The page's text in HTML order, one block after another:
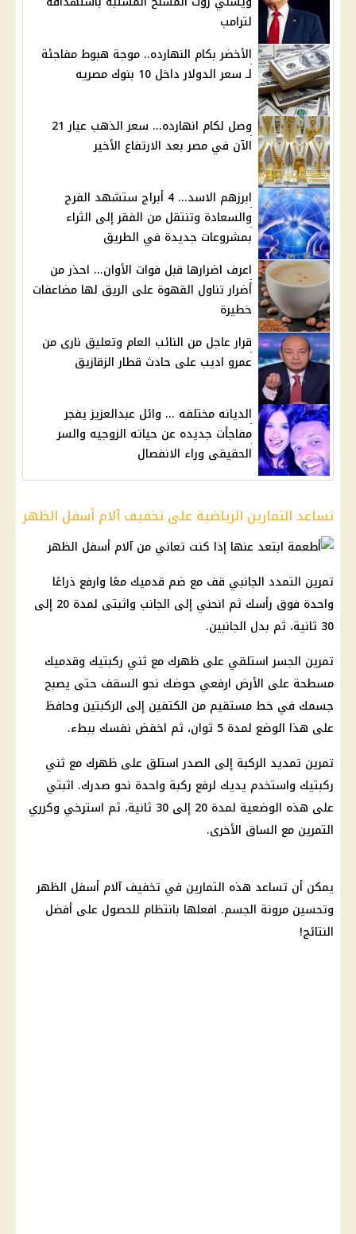
لترامب
الأخضر بكام النهارده.. موجة هبوط مفاجئة
لـ سعر الدولار داخل 10 بنوك مصريه
وصل لكام انهارده... سعر الذهب عيار 21
الآن في مصر بعد الارتفاع الأخير
ابرزهم الاسد... 4 أبراج ستشهد الفرح
والسعادة وتنتقل من الفقر إلى الثراء
بمشروعات جديدة في الطريق
اعرف اضرارها قبل فوات الأوان... احذر من
أضرار تناول القهوة على الريق لها مضاعفات
خطيرة
قرار عاجل من النائب العام وتعليق نارى من
عمرو اديب على حادث قطار الزقازيق
الديانه مختلفه ... وائل عبدالعزيز يفجر
مفاجأت جديده عن حياته الزوجيه والسر
الحقيقى وراء الانفصال
تساعد التمارين الرياضية على تخفيف آلام أسفل الظهر
تمرين التمدد الجانبي قف مع ضم قدميك معًا وارفع ذراعًا
واحدة فوق رأسك ثم انحني إلى الجانب واثبتى لمدة 20 إلى
30 ثانية، ثم بدل الجانبين.
تمرين الجسر استلقي على ظهرك مع ثني ركبتيك وقدميك
مسطحة على الأرض ارفعي حوضك نحو السقف حتى يصبح
جسمك في خط مستقيم من الكتفين إلى الركبتين وحافظ
على هذا الوضع لمدة 5 ثوان، ثم اخفض نفسك ببطء.
تمرين تمديد الركبة إلى الصدر استلق على ظهرك مع ثني
ركبتيك واستخدم يديك لرفع ركبة واحدة نحو صدرك. اثبتي
على هذه الوضعية لمدة 20 إلى 30 ثانية، ثم استرخي وكرري
التمرين مع الساق الأخرى.
يمكن أن تساعد هذه التمارين في تخفيف آلام أسفل الظهر
وتحسين مرونة الجسم. افعلها بانتظام للحصول على أفضل
النتائج!